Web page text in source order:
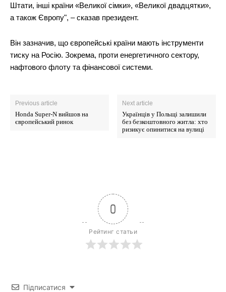
Штати, інші країни «Великої сімки», «Великої двадцятки»,
а також Європу", – сказав президент.
Він зазначив, що європейські країни мають інструменти
тиску на Росію. Зокрема, проти енергетичного сектору,
нафтового флоту та фінансової системи.
Previous article
Honda Super-N вийшов на
європейський ринок
Next article
Українців у Польщі залишили
без безкоштовного житла: хто
ризикує опинитися на вулиці
0
Рейтинг статьи
Підписатися